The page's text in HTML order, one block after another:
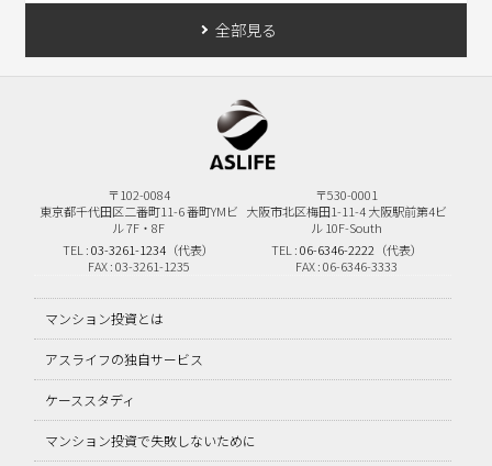
全部見る
〒102-0084
東京都千代田区二番町11-6番町YMビ
ル 7F・8F
TEL :03-3261-1234 （代表）
FAX : 03-3261-1235
〒530-0001
大阪市北区梅田1-11-4大阪駅前第4ビ
ル 10F-South
TEL :06-6346-2222 （代表）
FAX : 06-6346-3333
マンション投資とは
アスライフの独自サービス
ケーススタディ
マンション投資で失敗しないために